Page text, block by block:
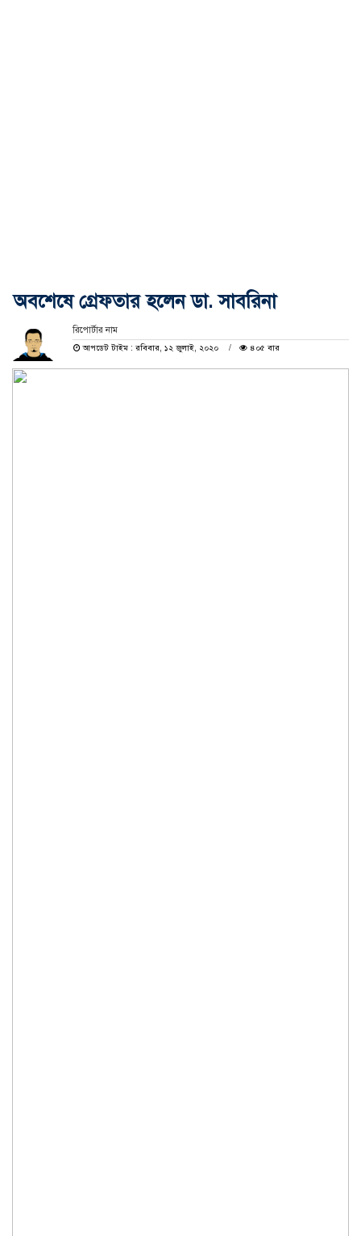
অবশেষে গ্রেফতার হলেন ডা. সাবরিনা
রিপোর্টার নাম
আপডেট টাইম : রবিবার, ১২ জুলাই, ২০২০
৪০৫ বার